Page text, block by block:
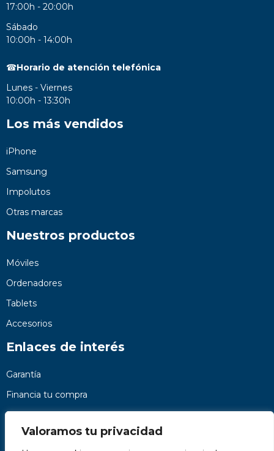
Valoramos tu privacidad
17:00h - 20:00h
Sábado
10:00h - 14:00h
☎Horario de atención telefónica
Lunes - Viernes
10:00h - 13:30h
Los más vendidos
iPhone
Samsung
Impolutos
Otras marcas
Nuestros productos
Móviles
Ordenadores
Tablets
Accesorios
Enlaces de interés
Garantía
Financia tu compra
Preguntas frecuentes
Nosotros